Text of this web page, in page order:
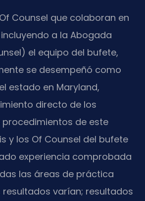
Counsel que colaboran en
a la Abogada
el equipo del bufete,
se desempeñó como
estado en Maryland,
directo de los
procedimientos de este
y los Of Counsel del bufete
experiencia comprobada
las áreas de práctica
resultados varían; resultados